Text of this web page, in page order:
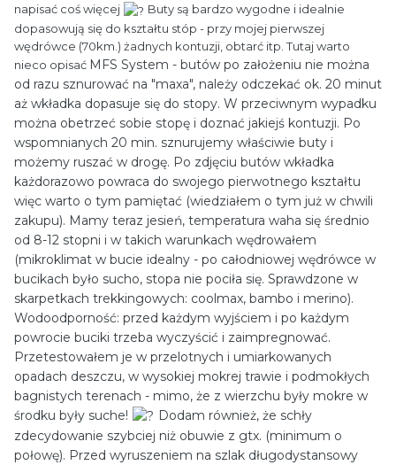
napisać coś więcej
Buty są bardzo wygodne i idealnie
dopasowują się do kształtu stóp - przy mojej pierwszej
wędrówce (70km.) żadnych kontuzji, obtarć itp. Tutaj warto
nieco opisać MFS System - butów po założeniu nie można
od razu sznurować na "maxa", należy odczekać ok. 20 minut
aż wkładka dopasuje się do stopy. W przeciwnym wypadku
można obetrzeć sobie stopę i doznać jakiejś kontuzji. Po
wspomnianych 20 min. sznurujemy właściwie buty i
możemy ruszać w drogę. Po zdjęciu butów wkładka
każdorazowo powraca do swojego pierwotnego kształtu
więc warto o tym pamiętać (wiedziałem o tym już w chwili
zakupu). Mamy teraz jesień, temperatura waha się średnio
od 8-12 stopni i w takich warunkach wędrowałem
(mikroklimat w bucie idealny - po całodniowej wędrówce w
bucikach było sucho, stopa nie pociła się. Sprawdzone w
skarpetkach trekkingowych: coolmax, bambo i merino).
Wodoodporność: przed każdym wyjściem i po każdym
powrocie buciki trzeba wyczyścić i zaimpregnować.
Przetestowałem je w przelotnych i umiarkowanych
opadach deszczu, w wysokiej mokrej trawie i podmokłych
bagnistych terenach - mimo, że z wierzchu były mokre w
środku były suche!
Dodam również, że schły
zdecydowanie szybciej niż obuwie z gtx. (minimum o
połowę). Przed wyruszeniem na szlak długodystansowy